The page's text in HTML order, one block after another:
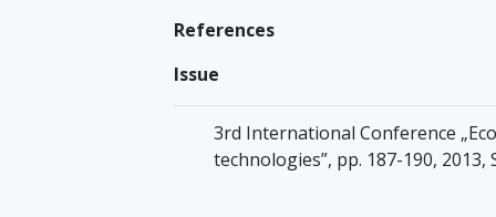
References
Issue
3rd International Conference
technologies”, pp. 187-190, 2013,